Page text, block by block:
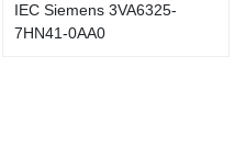
IEC Siemens 3VA6325-
7HN41-0AA0